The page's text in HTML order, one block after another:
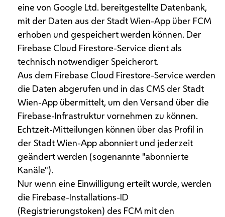
eine von Google Ltd. bereitgestellte Datenbank,
mit der Daten aus der Stadt Wien-App über FCM
erhoben und gespeichert werden können. Der
Firebase Cloud Firestore-Service dient als
technisch notwendiger Speicherort.
Aus dem Firebase Cloud Firestore-Service werden
die Daten abgerufen und in das CMS der Stadt
Wien-App übermittelt, um den Versand über die
Firebase-Infrastruktur vornehmen zu können.
Echtzeit-Mitteilungen können über das Profil in
der Stadt Wien-App abonniert und jederzeit
geändert werden (sogenannte "abonnierte
Kanäle").
Nur wenn eine Einwilligung erteilt wurde, werden
die Firebase-Installations-ID
(Registrierungstoken) des FCM mit den